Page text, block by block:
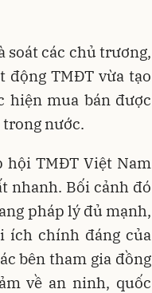
soát các chủ trương,
động TMĐT vừa tạo
hiện mua bán được
trong nước.
hội TMĐT Việt Nam
nhanh. Bối cảnh đó
pháp lý đủ mạnh,
ích chính đáng của
bên tham gia đồng
về an ninh, quốc